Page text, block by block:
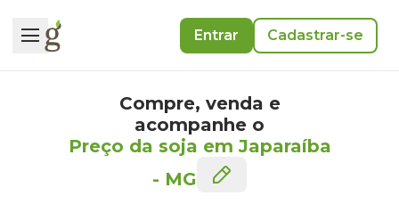
Entrar Cadastrar-se
Compre, venda e
acompanhe o
Preço da soja em Japaraíba
- MG